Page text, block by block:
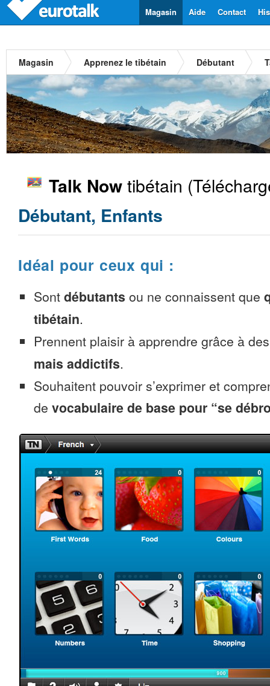
Contact
Aide
Magasin
Magasin Apprenez le tibétain Débutant
Talk Nowtibétain
Débutant, Enfants
Idéal pour ceux qui :
Sont débutants ou ne connaissent que
tibétain.
Prennent plaisir à apprendre grâce à
mais addictifs.
Souhaitent pouvoir s’exprimer et
de vocabulaire de base pour “se